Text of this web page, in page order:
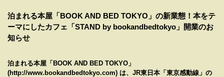
泊まれる本屋「BOOK AND BED TOKYO」の新業態！本をテ
ーマにしたカフェ「STAND by bookandbedtokyo」開業のお
知らせ
泊まれる本屋「BOOK AND BED TOKYO」
(http://www.bookandbedtokyo.com) は、JR東日本「東京感動線」の